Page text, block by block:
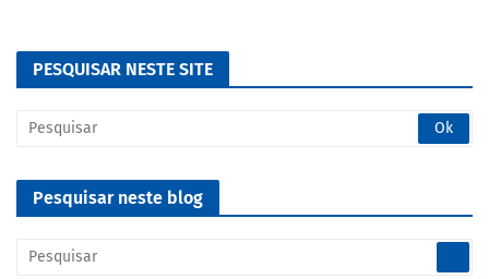
PESQUISAR NESTE SITE
Pesquisar neste blog